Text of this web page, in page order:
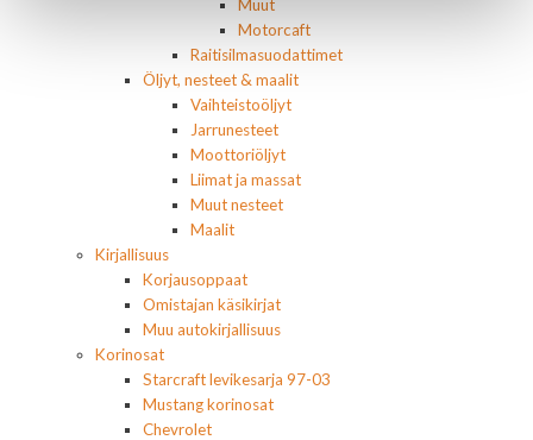
Muut
Motorcaft
Raitisilmasuodattimet
Öljyt, nesteet & maalit
Vaihteistoöljyt
Jarrunesteet
Moottoriöljyt
Liimat ja massat
Muut nesteet
Maalit
Kirjallisuus
Korjausoppaat
Omistajan käsikirjat
Muu autokirjallisuus
Korinosat
Starcraft levikesarja 97-03
Mustang korinosat
Chevrolet